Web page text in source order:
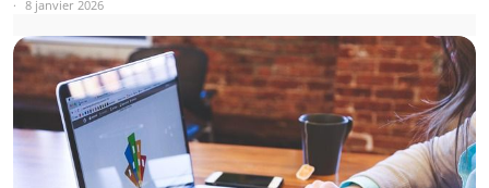
8 janvier 2026